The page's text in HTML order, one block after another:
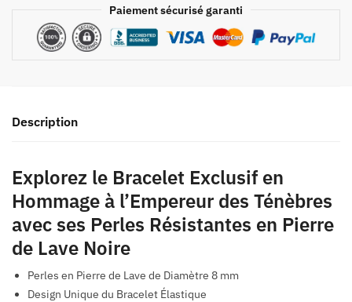
Paiement sécurisé garanti
Description
Explorez le Bracelet Exclusif en
Hommage à l’Empereur des Ténèbres
avec ses Perles Résistantes en Pierre
de Lave Noire
Perles en Pierre de Lave de Diamètre 8 mm
Design Unique du Bracelet Élastique